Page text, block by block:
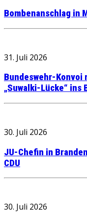
Bombenanschlag in
31. Juli 2026
Bundeswehr-Konvoi
„Suwalki-Lücke“ ins
30. Juli 2026
JU-Chefin in
CDU
30. Juli 2026